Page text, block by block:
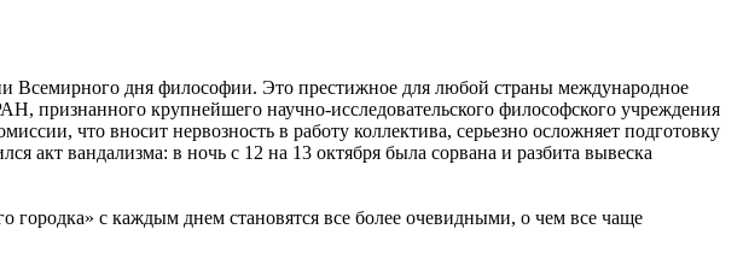
Всемирного дня философии. Это престижное для любой страны международное
признанного крупнейшего научно-исследовательского философского учреждения
что вносит нервозность в работу коллектива, серьезно осложняет подготовку
акт вандализма: в ночь с 12 на 13 октября была сорвана и разбита вывеска
с каждым днем становятся все более очевидными, о чем все чаще